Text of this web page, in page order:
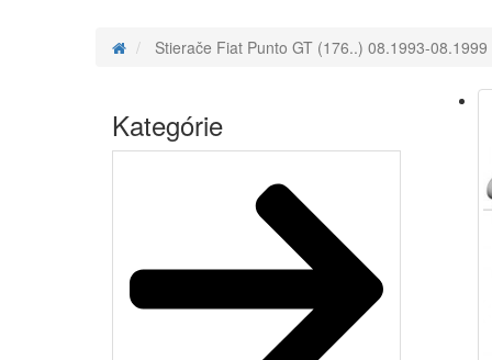
DomovStierače Fiat Punto GT (176..) 08.1993-
Kategórie